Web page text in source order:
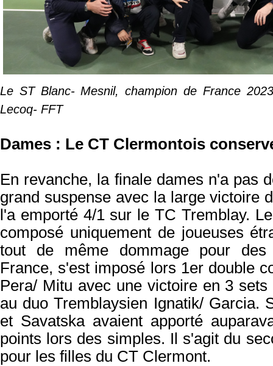
Le ST Blanc- Mesnil, champion de France
Lecoq- FFT
Dames : Le CT Clermontois
En revanche, la finale dames n'a pas
grand suspense avec la large victoire
l'a emporté 4/1 sur le TC Tremblay.
composé uniquement de joueuses
tout de même dommage pour des
France, s'est imposé lors 1er double
Pera/ Mitu avec une victoire en 3
au duo Tremblaysien Ignatik/ Garcia.
et Savatska avaient apporté
points lors des simples. Il s'agit du
pour les filles du CT Clermont.